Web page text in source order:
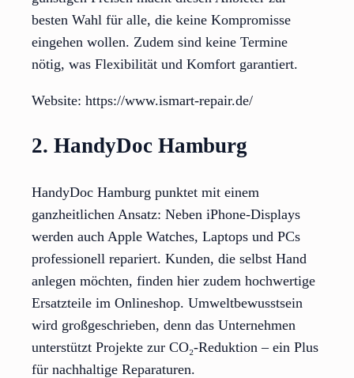
besten Wahl für alle, die keine Kompromisse
eingehen wollen. Zudem sind keine Termine
nötig, was Flexibilität und Komfort garantiert.
Website: https://www.ismart-repair.de/
2. HandyDoc Hamburg
HandyDoc Hamburg punktet mit einem
ganzheitlichen Ansatz: Neben iPhone-Displays
werden auch Apple Watches, Laptops und PCs
professionell repariert. Kunden, die selbst Hand
anlegen möchten, finden hier zudem hochwertige
Ersatzteile im Onlineshop. Umweltbewusstsein
wird großgeschrieben, denn das Unternehmen
unterstützt Projekte zur CO₂-Reduktion – ein Plus
für nachhaltige Reparaturen.